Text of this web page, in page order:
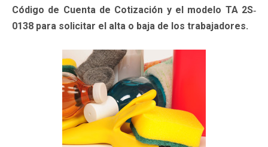
Código de Cuenta de Cotización y el modelo TA 2S‐
0138 para solicitar el alta o baja de los trabajadores.